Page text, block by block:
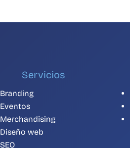
Servicios
Branding
Eventos
Merchandising
Diseño web
SEO